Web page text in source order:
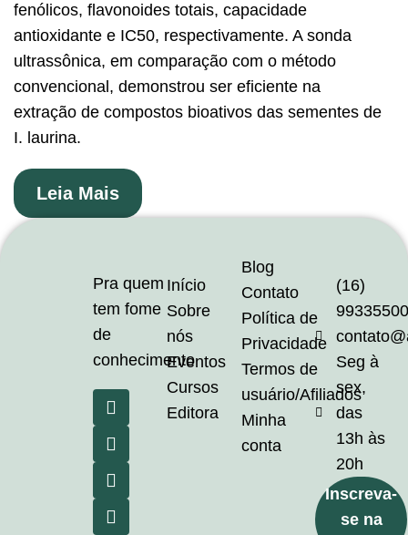
fenólicos, flavonoides totais, capacidade
antioxidante e IC50, respectivamente. A sonda
ultrassônica, em comparação com o método
convencional, demonstrou ser eficiente na
extração de compostos bioativos das sementes de
I. laurina.
Leia Mais
Pra quem
tem fome
de
conhecimento
Início
Sobre
nós
Eventos
Cursos
Editora
Blog
Contato
Política de
Privacidade
Termos de
usuário/Afiliados
Minha
conta
(16)
Seg à
sex,
das
13h às
20h
Inscreva-
se na